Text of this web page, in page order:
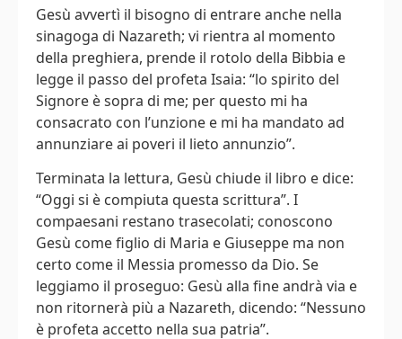
Gesù avvertì il bisogno di entrare anche nella
sinagoga di Nazareth; vi rientra al momento
della preghiera, prende il rotolo della Bibbia e
legge il passo del profeta Isaia: “lo spirito del
Signore è sopra di me; per questo mi ha
consacrato con l’unzione e mi ha mandato ad
annunziare ai poveri il lieto annunzio”.
Terminata la lettura, Gesù chiude il libro e dice:
“Oggi si è compiuta questa scrittura”. I
compaesani restano trasecolati; conoscono
Gesù come figlio di Maria e Giuseppe ma non
certo come il Messia promesso da Dio. Se
leggiamo il proseguo: Gesù alla fine andrà via e
non ritornerà più a Nazareth, dicendo: “Nessuno
è profeta accetto nella sua patria”.